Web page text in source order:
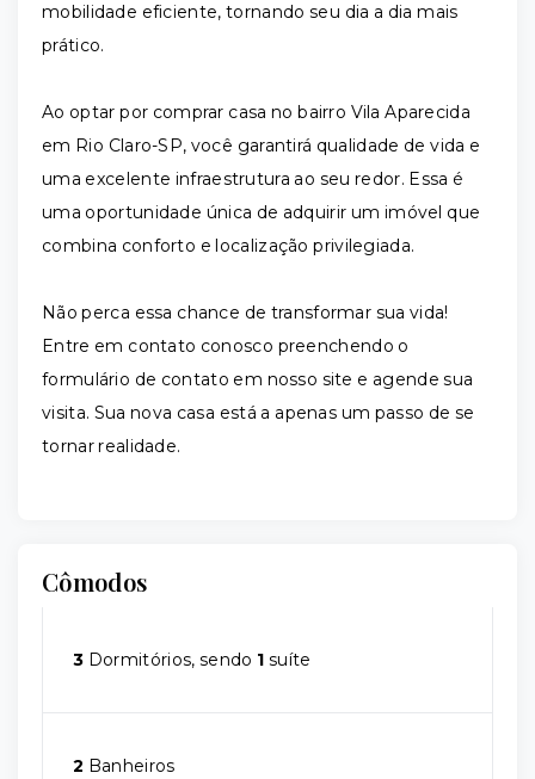
mobilidade eficiente, tornando seu dia a dia mais
prático.
Ao optar por comprar casa no bairro Vila Aparecida
em Rio Claro-SP, você garantirá qualidade de vida e
uma excelente infraestrutura ao seu redor. Essa é
uma oportunidade única de adquirir um imóvel que
combina conforto e localização privilegiada.
Não perca essa chance de transformar sua vida!
Entre em contato conosco preenchendo o
formulário de contato em nosso site e agende sua
visita. Sua nova casa está a apenas um passo de se
tornar realidade.
Cômodos
3 Dormitórios, sendo 1 suíte
2 Banheiros